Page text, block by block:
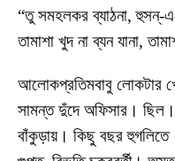
“তু সমহলকর ব্যাঠনা, হুসন্‌-
তামাশা খুদ না ব্যন যানা,
আলোকপ্রতিমবাবু লোকটার
সামন্ত দুঁদে অফিসার।
বাঁকুড়ায়। কিছু বছর